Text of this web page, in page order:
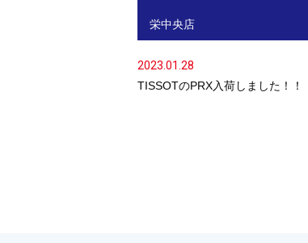
栄中央店
2023.01.28
TISSOTのPRX入荷しました！！